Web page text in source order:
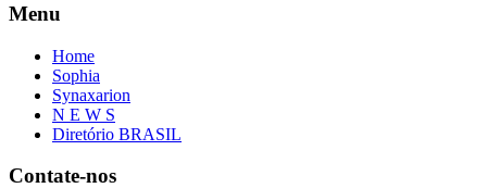
Menu
Home
Sophia
Synaxarion
N E W S
Diretório BRASIL
Contate-nos